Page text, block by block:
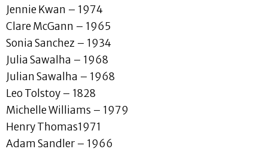
Jennie Kwan – 1974
Clare McGann – 1965
Sonia Sanchez – 1934
Julia Sawalha – 1968
Julian Sawalha – 1968
Leo Tolstoy – 1828
Michelle Williams – 1979
Henry Thomas1971
Adam Sandler – 1966